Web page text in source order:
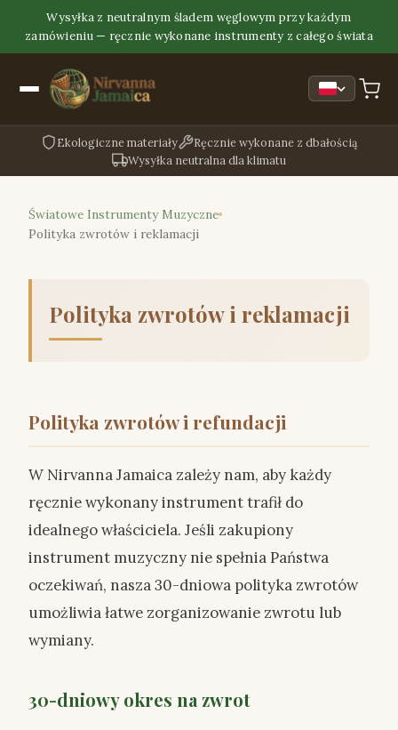
Wysyłka z neutralnym śladem węglowym przy każdym
zamówieniu — ręcznie wykonane instrumenty z całego świata
Ekologiczne materiały
Ręcznie wykonane z dbałością
Wysyłka neutralna dla klimatu
Światowe Instrumenty Muzyczne
Polityka zwrotów i reklamacji
Polityka zwrotów i reklamacji
Polityka zwrotów i refundacji
W Nirvanna Jamaica zależy nam, aby każdy
ręcznie wykonany instrument trafił do
idealnego właściciela. Jeśli zakupiony
instrument muzyczny nie spełnia Państwa
oczekiwań, nasza 30-dniowa polityka zwrotów
umożliwia łatwe zorganizowanie zwrotu lub
wymiany.
30-dniowy okres na zwrot